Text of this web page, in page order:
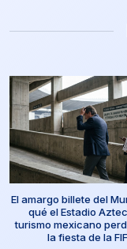
El amargo billete del
qué el Estadio
turismo mexicano
la fiesta de la